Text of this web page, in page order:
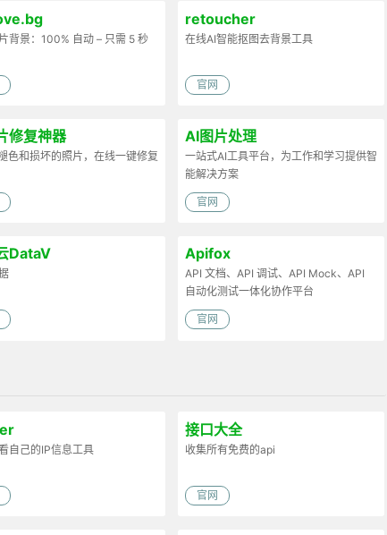
背景：100% 自动 – 只需 5 秒
retoucher
在线AI智能抠图去背景工具
官网
修复神器
色和损坏的照片，在线一键修复
AI图片处理
一站式AI工具平台，为工作和学习提供智
能解决方案
官网
DataV Apifox
API 文档、API 调试、API Mock、API
自动化测试一体化协作平台
官网
自己的IP信息工具
接口大全
收集所有免费的api
官网